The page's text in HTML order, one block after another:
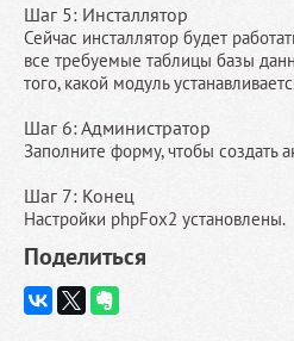
Шаг 5: Инсталлятор
Сейчас инсталлятор будет
все требуемые таблицы базы
того, какой модуль
Шаг 6: Администратор
Заполните форму, чтобы создать
Шаг 7: Конец
Настройки phpFox2 установлены.
Поделиться